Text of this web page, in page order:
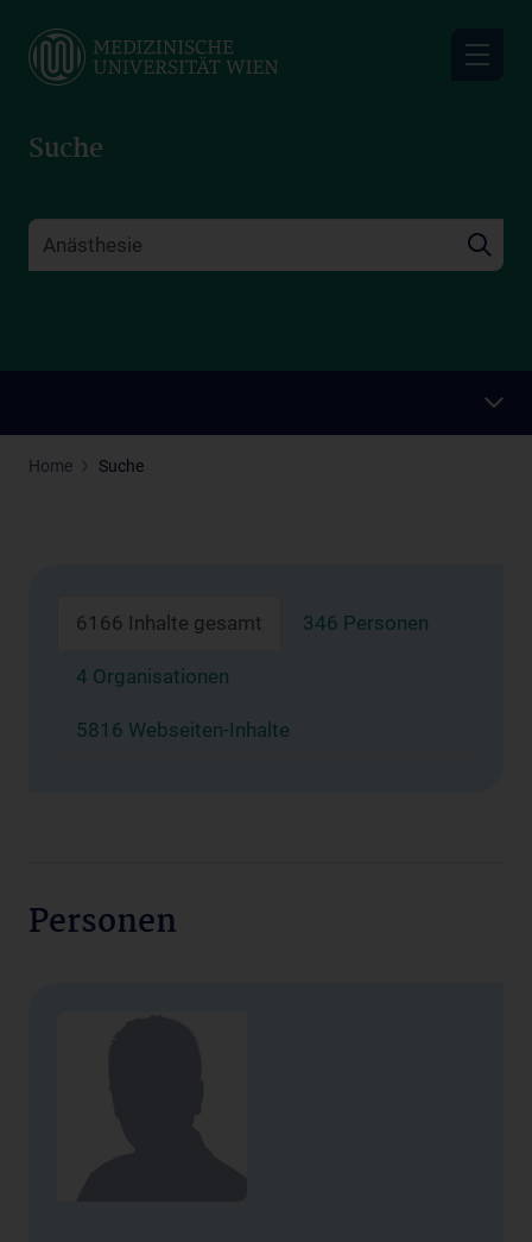
main
Suche
Home Suche
6166 Inhalte gesamt 346 Personen
4 Organisationen
5816 Webseiten-Inhalte
Personen